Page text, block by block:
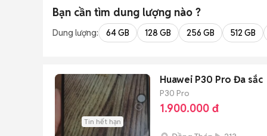
Bạn cần tìm dung lượng nào ?
Dung lượng: 64 GB 128 GB 256 GB 512 GB
Tin hết hạn
Huawei P30 Pro Đa sắc
P30 Pro
1.900.000 đ